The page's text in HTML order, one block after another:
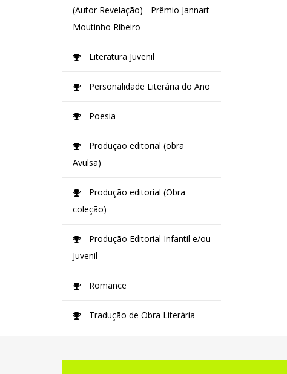
(Autor Revelação) - Prêmio Jannart
Moutinho Ribeiro
Literatura Juvenil
Personalidade Literária do Ano
Poesia
Produção editorial (obra
Avulsa)
Produção editorial (Obra
coleção)
Produção Editorial Infantil e/ou
Juvenil
Romance
Tradução de Obra Literária